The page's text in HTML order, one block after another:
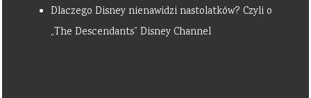
Dlaczego Disney nienawidzi nastolatków? Czyli o
„The Descendants” Disney Channel